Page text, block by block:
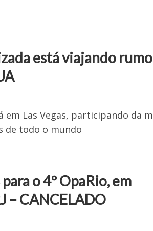
está viajando
Las Vegas, participando da
de todo o mundo
o 4º OpaRio, em
– CANCELADO